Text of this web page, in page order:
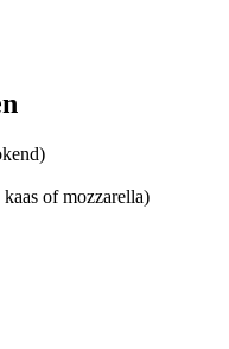
of mozzarella)